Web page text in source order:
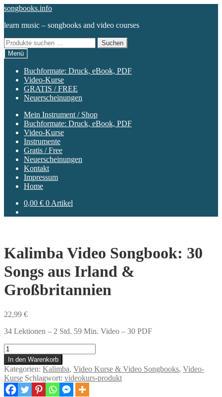
Zur
springen
Zum
springen
songbooks.info
learn music – songbooks and video courses
Suchen
nach:
Suchen
Menü
Buchformate: Druck, eBook, PDF
Video-Kurse
GRATIS / FREE
Neuerscheinungen
Mein Instrument / Shop
Buchformate: Druck, eBook, PDF
Video-Kurse
Instrumente
Gratis / Free
Neuerscheinungen
Kontakt
Impressum
Home
0,00 € 0 Artikel
Kalimba Video Songbook: 30
Songs aus Irland &
Großbritannien
22,99 €
34 Lektionen – 2 Std. 59 Min. Video – 30 PDF
Kalimba
Video
Songbook:
30
Songs
aus
In den Warenkorb
Kategorien: Kalimba, Video Kurse & Video Songbooks, Video-
Kurse Schlagwort: videokurs-produkt